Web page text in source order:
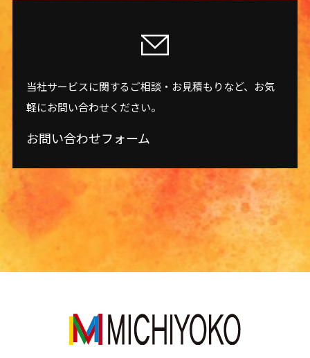
当社サービスに関するご相談・お見積もりなど、お気
軽にお問い合わせください。
お問い合わせフォーム